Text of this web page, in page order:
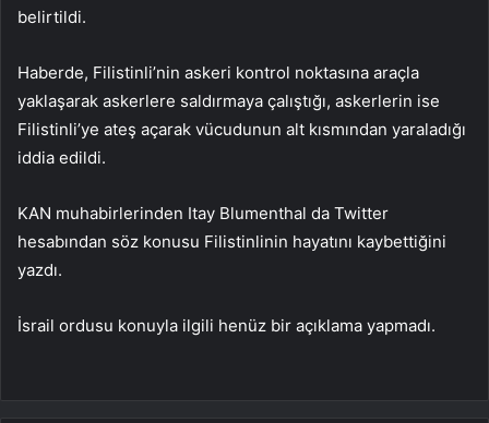
belirtildi.
Haberde, Filistinli’nin askeri kontrol noktasına araçla
yaklaşarak askerlere saldırmaya çalıştığı, askerlerin ise
Filistinli’ye ateş açarak vücudunun alt kısmından yaraladığı
iddia edildi.
KAN muhabirlerinden Itay Blumenthal da Twitter
hesabından söz konusu Filistinlinin hayatını kaybettiğini
yazdı.
İsrail ordusu konuyla ilgili henüz bir açıklama yapmadı.